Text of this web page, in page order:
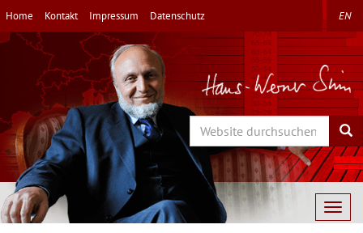
Direkt
zum
Inhalt
Home Kontakt Impressum Datenschutz EN
Search